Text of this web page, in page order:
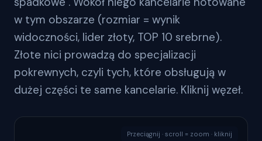
w tym obszarze (rozmiar = wynik
widoczności, lider złoty, TOP 10 srebrne).
Złote nici prowadzą do specjalizacji
pokrewnych, czyli tych, które obsługują w
dużej części te same kancelarie. Kliknij węzeł.
Przeciągnij · scroll = zoom · kliknij